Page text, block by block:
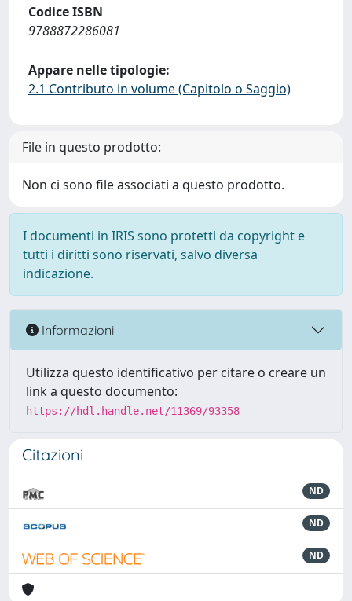
Codice ISBN
9788872286081
Appare nelle tipologie:
2.1 Contributo in volume (Capitolo o Saggio)
File in questo prodotto:
Non ci sono file associati a questo prodotto.
I documenti in IRIS sono protetti da copyright e
tutti i diritti sono riservati, salvo diversa
indicazione.
Informazioni
Utilizza questo identificativo per citare o creare un
link a questo documento:
https://hdl.handle.net/11369/93358
Citazioni
ND
ND
ND